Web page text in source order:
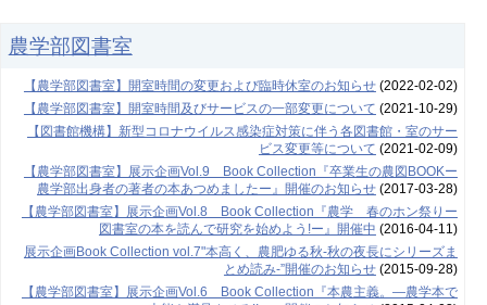
農学部図書室
【農学部図書室】開室時間の変更および臨時休室のお知らせ(2022-02-02)
【農学部図書室】開室時間及びサービスの一部変更について (2021-10-29)
【図書館機構】新型コロナウイルス感染症対策に伴う各図書館・室のサー
ビス変更等について (2021-02-09)
【農学部図書室】展示企画Vol.9 Book Collection『卒業生の農図BOOKー
農学部出身者の著者の本あつめましたー』開催のお知らせ(2017-03-28)
【農学部図書室】展示企画Vol.8 Book Collection『農学 春のホン祭りー
図書室の本を読んで研究を始めよう!ー』開催中 (2016-04-11)
展示企画Book Collection vol.7"本高く、農肥ゆる秋-秋の夜長にシリーズま
とめ読み-”開催のお知らせ(2015-09-28)
【農学部図書室】展示企画Vol.6 Book Collection『本農主義。―農学本で